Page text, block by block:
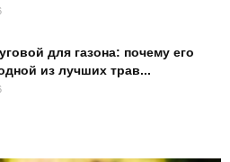
для газона: почему его
из лучших трав...